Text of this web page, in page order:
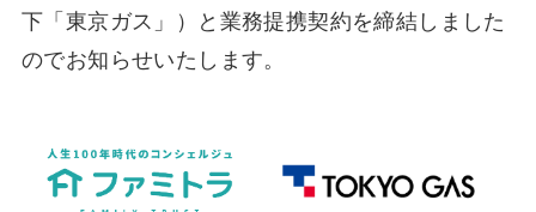
下「東京ガス」）と業務提携契約を締結しました
のでお知らせいたします。